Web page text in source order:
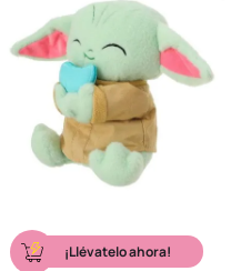
¡Llévatelo ahora!